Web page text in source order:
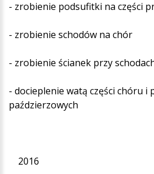
- zrobienie podsufitki na części
- zrobienie schodów na chór
- zrobienie ścianek przy
- docieplenie watą części chóru i
paździerzowych
2016